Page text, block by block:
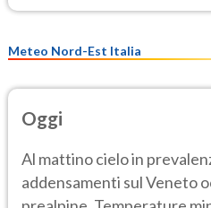
Meteo Nord-Est Italia
Oggi
Al mattino cielo in
addensamenti sul Veneto